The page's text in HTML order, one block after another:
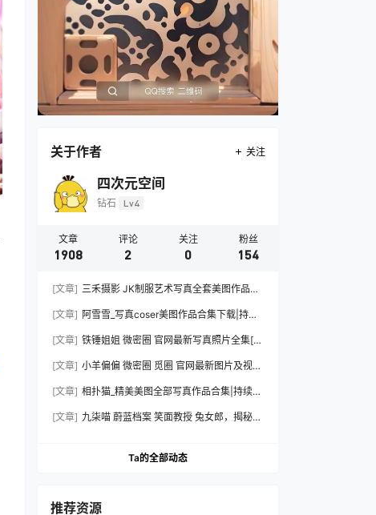
关于作者 关注
四次元空间
钻石 Lv4
文章
1908
评论
2
关注
0
粉丝
154
[文章] 三禾摄影 JK制服艺术写真全套美图作品合
[文章] 阿雪雪_写真coser美图作品合集下载|持续
[文章] 铁锤姐姐 微密圈 官网最新写真照片全集[持
[文章] 小羊偏偏 微密圈 觅圈 官网最新图片及视频
[文章] 相扑猫_精美美图全部写真作品合集|持续更
[文章] 九柒喵 蔚蓝档案 笑面教授 兔女郎，揭秘摄
Ta的全部动态
推荐资源